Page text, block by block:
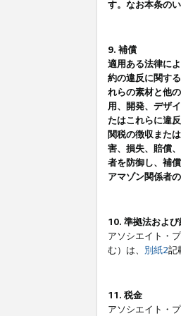
す。なお本条の
9. 補償
適用ある法律に
約の違反に関す
れらの素材と他
用、開発、デザ
たはこれらに違
関税の徴収また
害、損失、賠償
者を防御し、補
アマゾン関係者
10. 準拠法および
アソシエイト・
む）は、 別紙2記
11. 税金
アソシエイト・